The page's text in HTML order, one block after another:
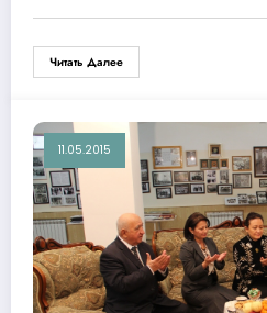
Читать Далее
11.05.2015